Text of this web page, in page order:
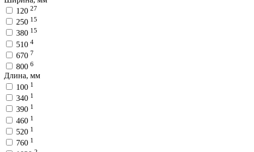
120 27
250 15
380 15
510 4
670 7
800 6
Длина, мм
100 1
340 1
390 1
460 1
520 1
760 1